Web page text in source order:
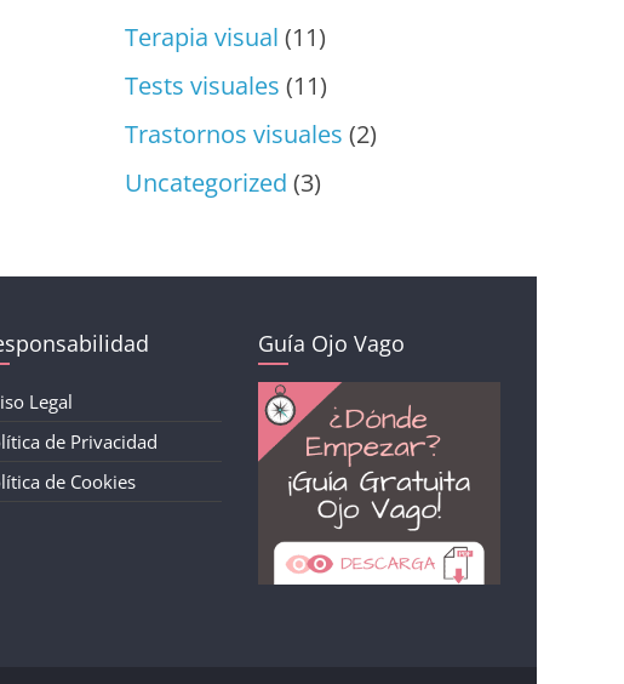
Terapia visual (11)
Tests visuales (11)
Trastornos visuales (2)
Uncategorized (3)
Legal
de Privacidad
de Cookies
Guía Ojo Vago